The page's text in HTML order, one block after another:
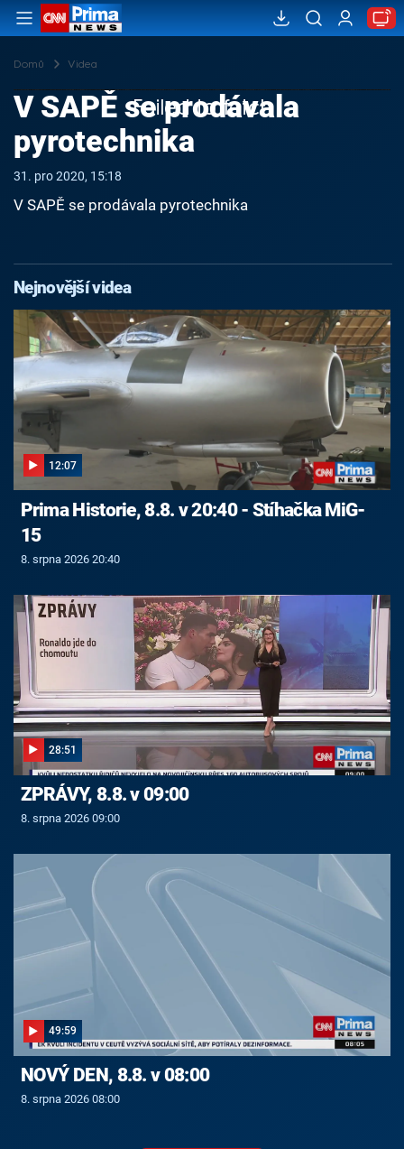
Domů Videa
Failed to fetch
V SAPĚ se prodávala
pyrotechnika
31. pro 2020, 15:18
V SAPĚ se prodávala pyrotechnika
Nejnovější videa
12:07
Prima Historie, 8.8. v 20:40 - Stíhačka MiG-
15
8. srpna 2026 20:40
28:51
ZPRÁVY, 8.8. v 09:00
8. srpna 2026 09:00
49:59
NOVÝ DEN, 8.8. v 08:00
8. srpna 2026 08:00